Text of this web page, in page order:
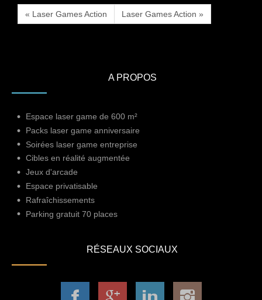
« Laser Games Action Laser Games Action »
A PROPOS
Espace laser game de 600 m²
Packs laser game anniversaire
Soirées laser game entreprise
Cibles en réalité augmentée
Jeux d'arcade
Espace privatisable
Rafraîchissements
Parking gratuit 70 places
RÉSEAUX SOCIAUX